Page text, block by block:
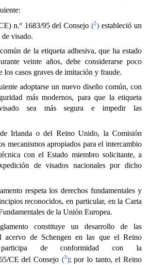
n.o 1683/95 del Consejo(2) estableció un
visado.
de la etiqueta adhesiva, que ha estado
veinte años, debe considerarse poco
los casos graves de imitación y fraude.
adoptarse un nuevo diseño común, con
más modernos, para que la etiqueta
sea más segura e impedir las
Irlanda o del Reino Unido, la Comisión
mecanismos apropiados para el intercambio
con el Estado miembro solicitante, a
de visados nacionales por dicho
respeta los derechos fundamentales y
reconocidos, en particular, en la Carta
de la Unión Europea.
constituye un desarrollo de las
acervo de Schengen en las que el Reino
de conformidad con la
CE del Consejo (3); por lo tanto, el Reino